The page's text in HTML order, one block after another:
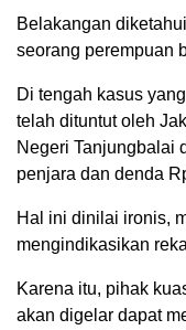
Belakangan
seorang perempuan
Di tengah kasus
telah dituntut oleh
Negeri Tanjungbalai
penjara dan denda
Hal ini dinilai ironis,
mengindikasikan
Karena itu, pihak
akan digelar dapat